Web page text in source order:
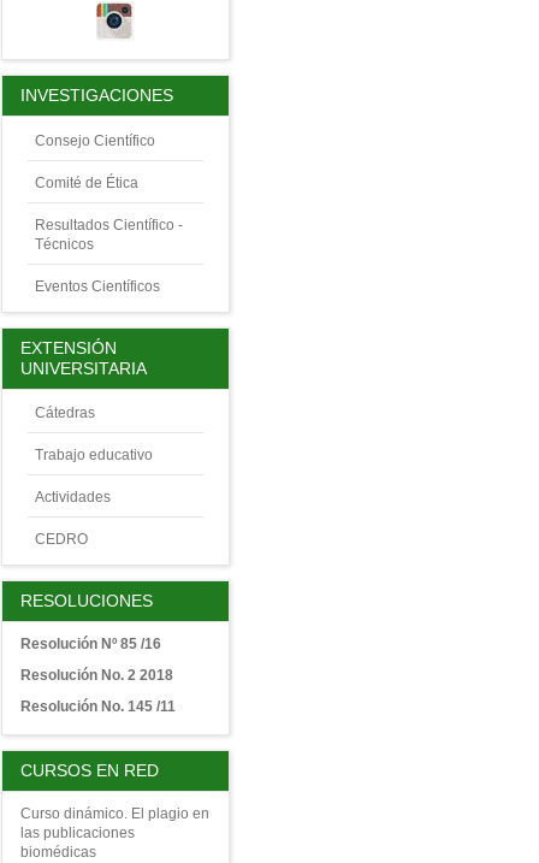
INVESTIGACIONES
Consejo Científico
Comité de Ética
Resultados Científico -
Técnicos
Eventos Científicos
EXTENSIÓN
UNIVERSITARIA
Cátedras
Trabajo educativo
Actividades
CEDRO
RESOLUCIONES
Resolución Nº 85 /16
Resolución No. 2 2018
Resolución No. 145 /11
CURSOS EN RED
Curso dinámico. El plagio en
las publicaciones
biomédicas